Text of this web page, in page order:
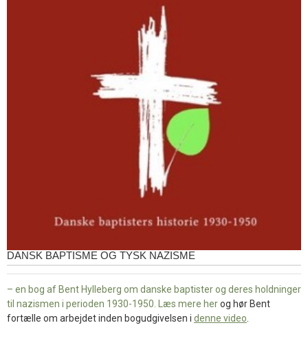
DANSK BAPTISME OG TYSK NAZISME
– en bog af Bent Hylleberg om danske baptister og deres holdninger
til nazismen i perioden 1930-1950. Læs mere herog hør Bent
fortælle om arbejdet inden bogudgivelsen i denne video